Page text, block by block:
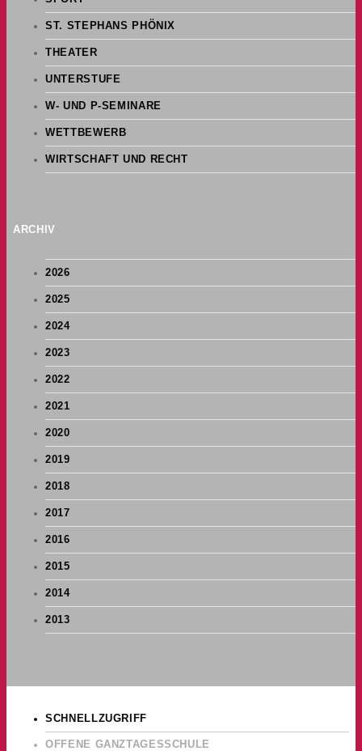
ST. STEPHANS PHÖNIX
THEATER
UNTERSTUFE
W- UND P-SEMINARE
WETTBEWERB
WIRTSCHAFT UND RECHT
ARCHIV
2026
2025
2024
2023
2022
2021
2020
2019
2018
2017
2016
2015
2014
2013
SCHNELLZUGRIFF
OFFENE GANZTAGESSCHULE